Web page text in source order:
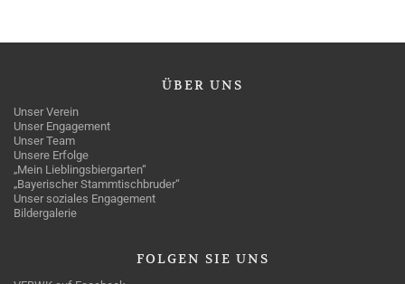
ÜBER UNS
Unser Verein
Unser Engagement
Unser Team
Unsere Erfolge
„Mein Lieblingsbiergarten“
„Bayerischer Stammtischbruder“
Unser soziales Engagement
Bildergalerie
FOLGEN SIE UNS